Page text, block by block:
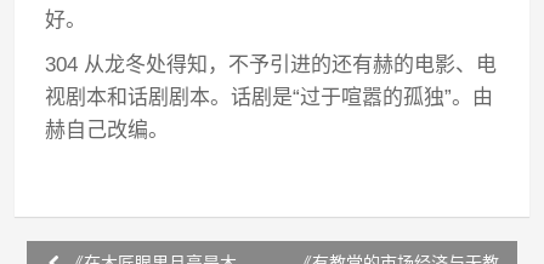
好。
304 从龙冬处得知，不予引进的还有赫的电影、电
视剧本和话剧剧本。话剧是“过于喧嚣的孤独”。由
赫自己改编。